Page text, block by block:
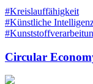
#Kreislauffähigkeit
#Künstliche
Circular